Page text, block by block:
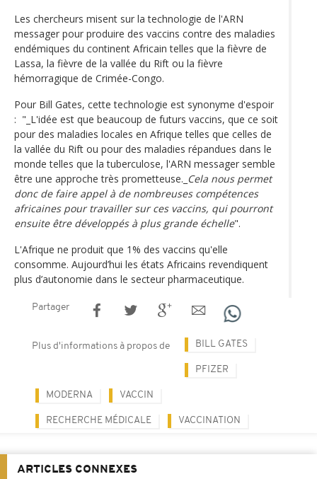
Les chercheurs misent sur la technologie de l'ARN
messager pour produire des vaccins contre des maladies
endémiques du continent Africain telles que la fièvre de
Lassa, la fièvre de la vallée du Rift ou la fièvre
hémorragique de Crimée-Congo.
Pour Bill Gates, cette technologie est synonyme d'espoir
: "_L'idée est que beaucoup de futurs vaccins, que ce soit
pour des maladies locales en Afrique telles que celles de
la vallée du Rift ou pour des maladies répandues dans le
monde telles que la tuberculose, l'ARN messager semble
être une approche très prometteuse._ Cela nous permet
donc de faire appel à de nombreuses compétences
africaines pour travailler sur ces vaccins, qui pourront
ensuite être développés à plus grande échelle".
L'Afrique ne produit que 1% des vaccins qu'elle
consomme. Aujourd’hui les états Africains revendiquent
plus d’autonomie dans le secteur pharmaceutique.
Partager
Plus d'informations à propos de BILL GATES
PFIZER
MODERNA VACCIN
RECHERCHE MÉDICALE VACCINATION
ARTICLES CONNEXES